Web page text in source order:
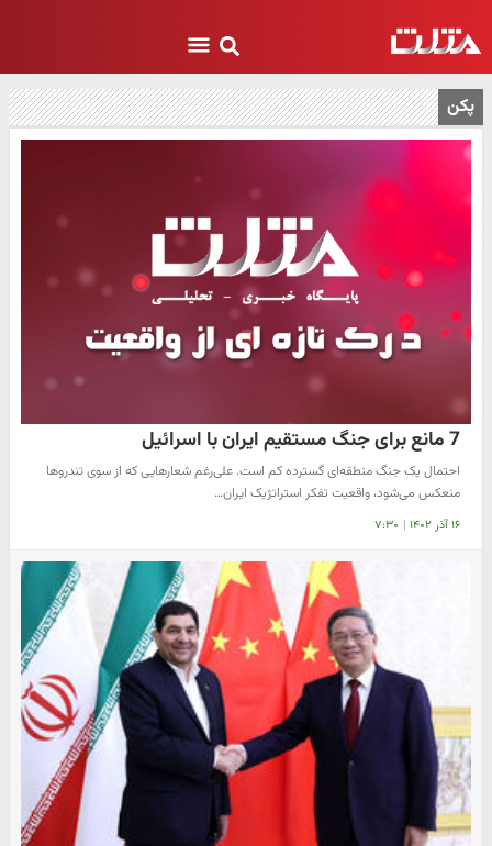
پکن
7 مانع برای جنگ مستقیم ایران با اسرائیل
احتمال یک جنگ منطقه‌ای گسترده کم است. علی‌رغم شعارهایی که از سوی تندروها
منعکس می‌شود، واقعیت تفکر استراتژیک ایران…
۱۶ آذر ۱۴۰۲ | ۷:۳۰